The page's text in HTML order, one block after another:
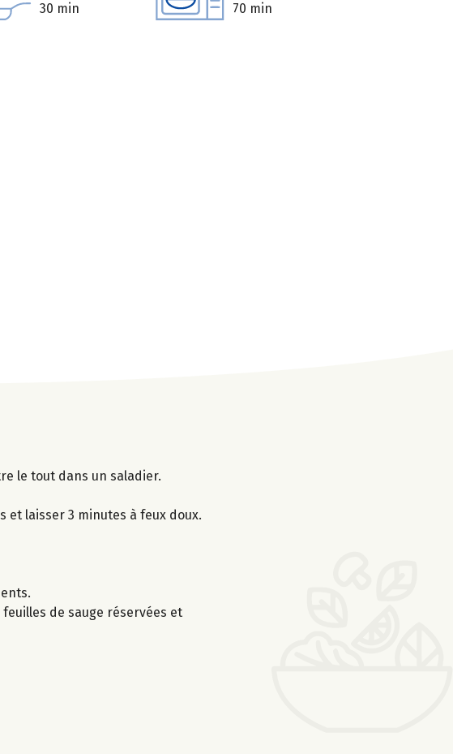
30 min 70 min
le tout dans un saladier.
et laisser 3 minutes à feux doux.
de sauge réservées et